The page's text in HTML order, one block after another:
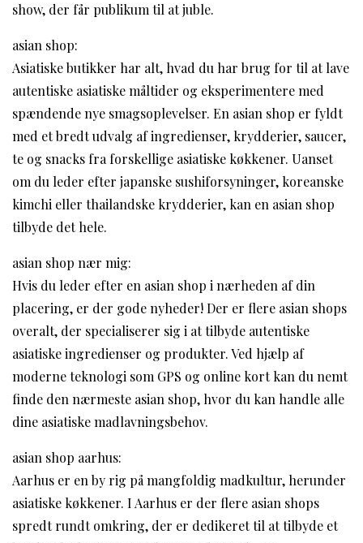
show, der får publikum til at juble.
asian shop:
Asiatiske butikker har alt, hvad du har brug for til at lave
autentiske asiatiske måltider og eksperimentere med
spændende nye smagsoplevelser. En asian shop er fyldt
med et bredt udvalg af ingredienser, krydderier, saucer,
te og snacks fra forskellige asiatiske køkkener. Uanset
om du leder efter japanske sushiforsyninger, koreanske
kimchi eller thailandske krydderier, kan en asian shop
tilbyde det hele.
asian shop nær mig:
Hvis du leder efter en asian shop i nærheden af ​​din
placering, er der gode nyheder! Der er flere asian shops
overalt, der specialiserer sig i at tilbyde autentiske
asiatiske ingredienser og produkter. Ved hjælp af
moderne teknologi som GPS og online kort kan du nemt
finde den nærmeste asian shop, hvor du kan handle alle
dine asiatiske madlavningsbehov.
asian shop aarhus:
Aarhus er en by rig på mangfoldig madkultur, herunder
asiatiske køkkener. I Aarhus er der flere asian shops
spredt rundt omkring, der er dedikeret til at tilbyde et